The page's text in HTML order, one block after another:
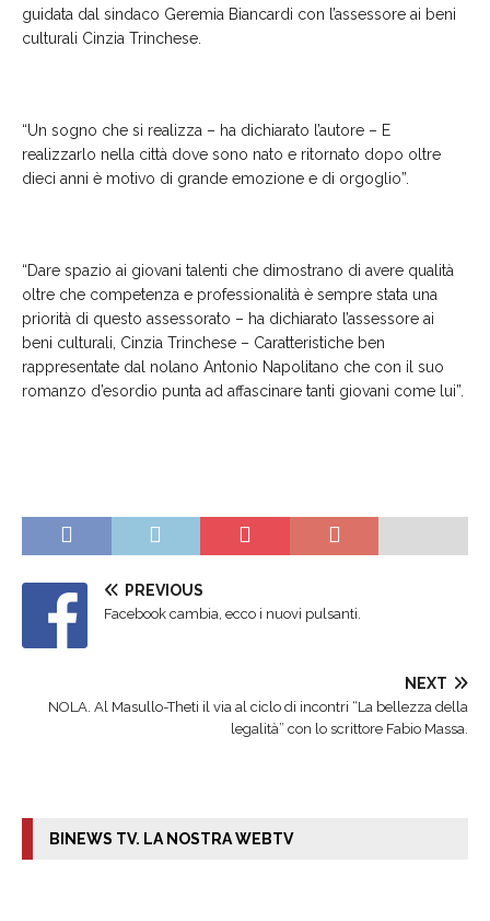
guidata dal sindaco Geremia Biancardi con l’assessore ai beni
culturali Cinzia Trinchese.
“Un sogno che si realizza – ha dichiarato l’autore – E
realizzarlo nella città dove sono nato e ritornato dopo oltre
dieci anni è motivo di grande emozione e di orgoglio”.
“Dare spazio ai giovani talenti che dimostrano di avere qualità
oltre che competenza e professionalità è sempre stata una
priorità di questo assessorato – ha dichiarato l’assessore ai
beni culturali, Cinzia Trinchese – Caratteristiche ben
rappresentate dal nolano Antonio Napolitano che con il suo
romanzo d’esordio punta ad affascinare tanti giovani come lui”.
PREVIOUS
Facebook cambia, ecco i nuovi pulsanti.
NEXT
NOLA. Al Masullo-Theti il via al ciclo di incontri “La bellezza della
legalità” con lo scrittore Fabio Massa.
BINEWS TV. LA NOSTRA WEBTV